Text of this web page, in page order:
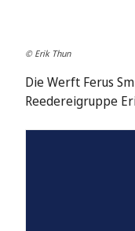
© Erik Thun
Die Werft Ferus
Reedereigruppe